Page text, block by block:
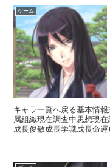
ゲーム
キャラ一覧へ戻る基本情
属組織現在調査中思想現
成長俊敏成長学識成長命